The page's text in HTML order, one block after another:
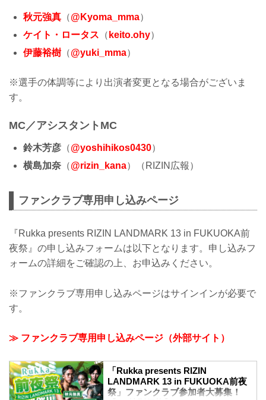
秋元強真 （@Kyoma_mma）
ケイト・ロータス （ keito.ohy）
伊藤裕樹 （@yuki_mma）
※選手の体調等により出演者変更となる場合がございま
す。
MC／アシスタントMC
鈴木芳彦 （@yoshihikos0430）
横島加奈 （@rizin_kana）（RIZIN広報）
ファンクラブ専用申し込みページ
『Rukka presents RIZIN LANDMARK 13 in FUKUOKA前
夜祭』の申し込みフォームは以下となります。申し込みフ
ォームの詳細をご確認の上、お申込みください。
※ファンクラブ専用申し込みページはサインインが必要で
す。
≫ ファンクラブ専用申し込みページ（外部サイト）
「Rukka presents RIZIN
LANDMARK 13 in FUKUOKA前夜
祭」ファンクラブ参加者大募集！